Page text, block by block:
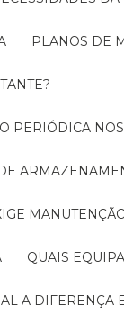
PLANOS DE
PERIÓDICA
QUAIS
A